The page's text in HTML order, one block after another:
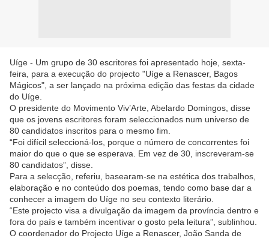
Uíge - Um grupo de 30 escritores foi apresentado hoje, sexta-
feira, para a execução do projecto "Uíge a Renascer, Bagos
Mágicos", a ser lançado na próxima edição das festas da cidade
do Uíge.
O presidente do Movimento Viv’Arte, Abelardo Domingos, disse
que os jovens escritores foram seleccionados num universo de
80 candidatos inscritos para o mesmo fim.
“Foi difícil seleccioná-los, porque o número de concorrentes foi
maior do que o que se esperava. Em vez de 30, inscreveram-se
80 candidatos”, disse.
Para a selecção, referiu, basearam-se na estética dos trabalhos,
elaboração e no conteúdo dos poemas, tendo como base dar a
conhecer a imagem do Uíge no seu contexto literário.
“Este projecto visa a divulgação da imagem da província dentro e
fora do país e também incentivar o gosto pela leitura”, sublinhou.
O coordenador do Projecto Uíge a Renascer, João Sanda de